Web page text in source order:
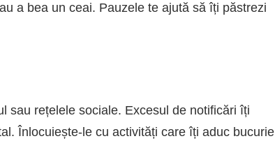
a bea un ceai. Pauzele te ajută să îți păstrezi
sau rețelele sociale. Excesul de notificări îți
Înlocuiește-le cu activități care îți aduc bucurie